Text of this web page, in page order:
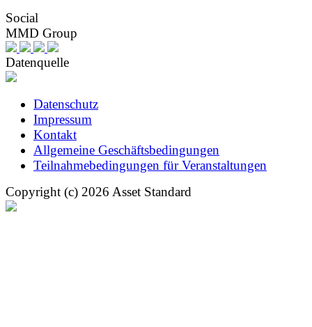
Social
MMD Group
Datenquelle
Datenschutz
Impressum
Kontakt
Allgemeine Geschäftsbedingungen
Teilnahmebedingungen für Veranstaltungen
Copyright (c) 2026 Asset Standard